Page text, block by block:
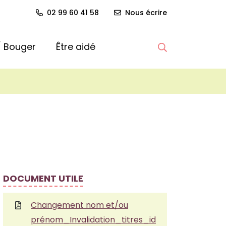
02 99 60 41 58 Nous écrire
Être aidé
DOCUMENT UTILE
Changement nom et/ou
prénom_Invalidation_titres_id